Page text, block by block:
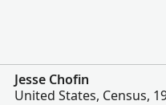
Jesse Chofin
United States, Census,